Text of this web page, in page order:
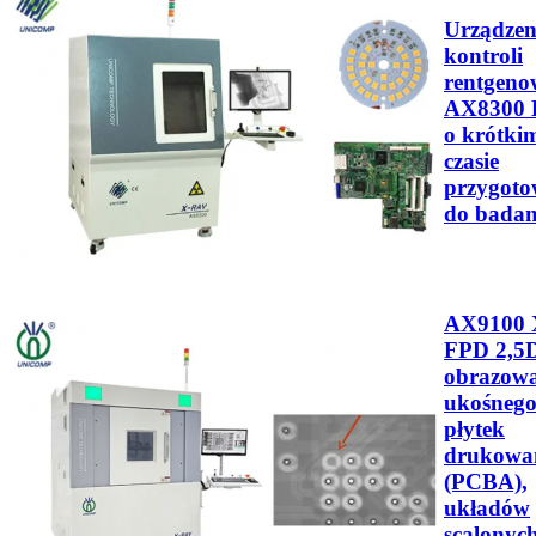
kontroli
AX8300
o
czasie
do
AX9100
FPD
ukośnego
płytek
(PCBA),
układów